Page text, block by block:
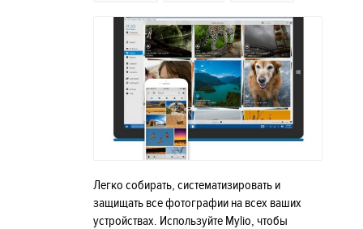
Легко собирать, систематизировать и
защищать все фотографии на всех ваших
устройствах. Используйте Mylio, чтобы